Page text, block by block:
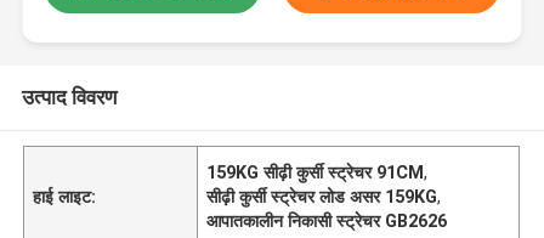
उत्पाद विवरण
हाई लाइट:
159KG सीढ़ी कुर्सी स्ट्रेचर 91CM,
सीढ़ी कुर्सी स्ट्रेचर लोड असर 159KG,
आपातकालीन निकासी स्ट्रेचर GB2626